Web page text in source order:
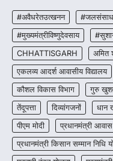
3
हरित
4
CG :
जशपुर
#अवैधरेतउत्खनन
#मुख्यमंत्रीविष्णुदेवसाय
CHHATTISGARH
अमित
एकलव्य आदर्श आवासीय विद्यालय
कौशल विकास विभाग
गुरु
तेंदूपत्ता
दिव्यांगजनों धान
पीएम मोदी
प्रधानमंत्री
प्रधानमंत्री किसान सम्मान निधि